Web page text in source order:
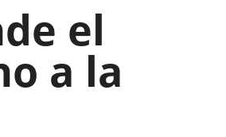
el
a la